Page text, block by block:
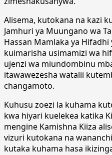
Alisema, kutokana na kazi
Jamhuri ya Muungano wa
Hassan Mamlaka ya
kuimarisha usimamizi wa
ujenzi wa miundombinu
itawawezesha watalii
changamoto.
Kuhusu zoezi la kuhama
kwa hiyari kuelekea katika
mengine Kamishna Kiiza
vizuri kutokana na
kutaka kuhama hasa